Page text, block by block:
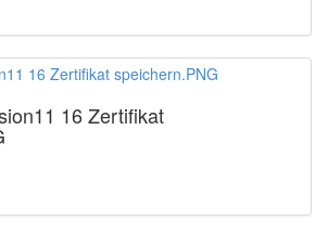
16 Zertifikat